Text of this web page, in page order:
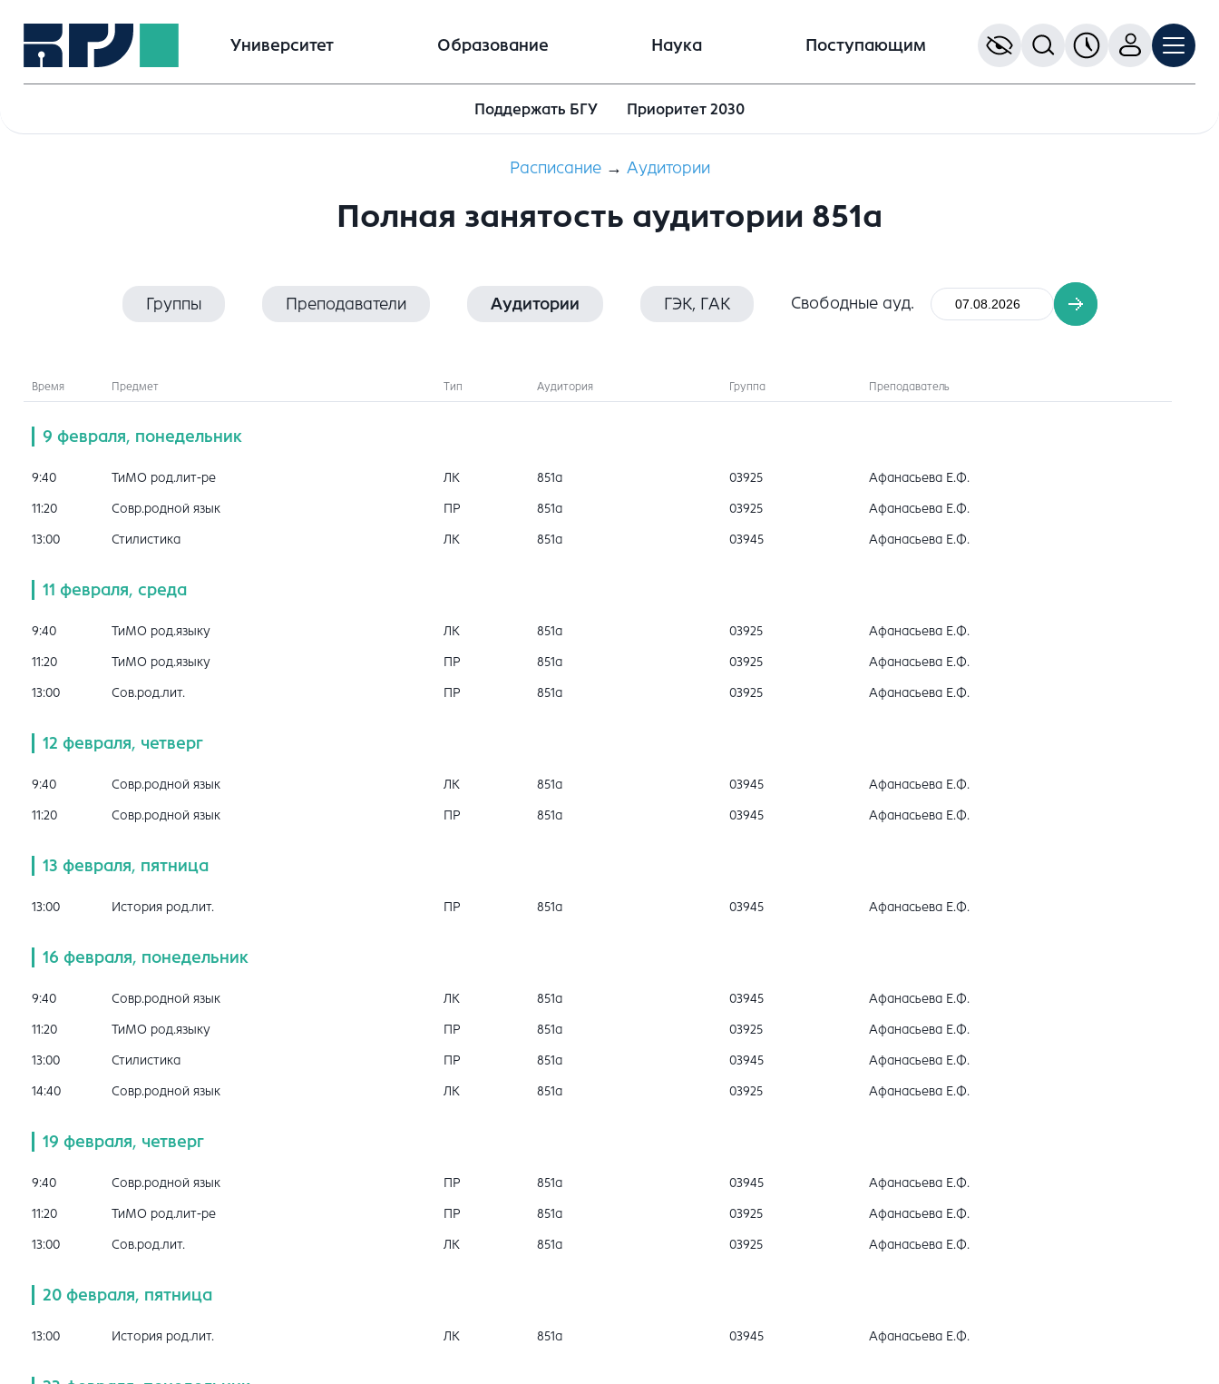
Университет Образование Наука Поступающим
Поддержать БГУ Приоритет 2030
Расписание→ Аудитории
Полная занятость аудитории 851а
Группы Преподаватели Аудитории ГЭК, ГАК Свободные ауд.
Время Предмет Тип Аудитория Группа Преподаватель
9 февраля, понедельник
9:40 ТиМО род.лит-ре ЛК 851а 03925 Афанасьева Е.Ф.
11:20 Совр.родной язык ПР 851а 03925 Афанасьева Е.Ф.
13:00 Стилистика ЛК 851а 03945 Афанасьева Е.Ф.
11 февраля, среда
9:40 ТиМО род.языку ЛК 851а 03925 Афанасьева Е.Ф.
11:20 ТиМО род.языку ПР 851а 03925 Афанасьева Е.Ф.
13:00 Сов.род.лит. ПР 851а 03925 Афанасьева Е.Ф.
12 февраля, четверг
9:40 Совр.родной язык ЛК 851а 03945 Афанасьева Е.Ф.
11:20 Совр.родной язык ПР 851а 03945 Афанасьева Е.Ф.
13 февраля, пятница
13:00 История род.лит. ПР 851а 03945 Афанасьева Е.Ф.
16 февраля, понедельник
9:40 Совр.родной язык ЛК 851а 03945 Афанасьева Е.Ф.
11:20 ТиМО род.языку ПР 851а 03925 Афанасьева Е.Ф.
13:00 Стилистика ПР 851а 03945 Афанасьева Е.Ф.
14:40 Совр.родной язык ЛК 851а 03925 Афанасьева Е.Ф.
19 февраля, четверг
9:40 Совр.родной язык ПР 851а 03945 Афанасьева Е.Ф.
11:20 ТиМО род.лит-ре ПР 851а 03925 Афанасьева Е.Ф.
13:00 Сов.род.лит. ЛК 851а 03925 Афанасьева Е.Ф.
20 февраля, пятница
13:00 История род.лит. ЛК 851а 03945 Афанасьева Е.Ф.